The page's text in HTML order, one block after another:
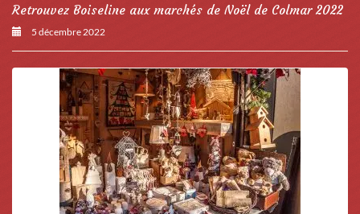
Retrouvez Boiseline aux marchés de Noël de Colmar 2022
5 décembre 2022